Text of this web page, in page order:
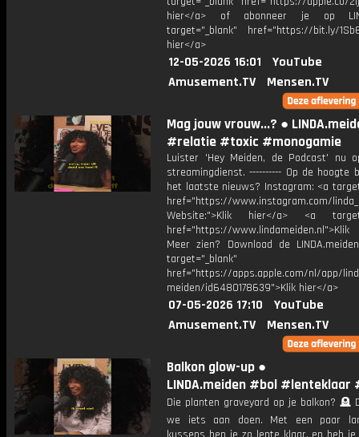
hier</a> of abonneer je op
target="_blank" href="https://bit.ly/
hier</a>
12-05-2026 16:01
YouTube
Amusement.TV
Mensen.TV
Mag jouw vrouw...? ●
#relatie #toxic #monogamie
Luister 'Hey Meiden, de Podcast' nu
streamingdienst. ---------- Op de hoogte
het laatste nieuws? Instagram: <a
href="https://www.instagram.com/
Website:">Klik hier</a> <a
href="https://
Meer zien? Download de
target="_blank"
href="https://apps.apple.com/nl/app/
meiden/id6480178639">Klik hier</a>
07-05-2026 17:10
YouTube
Amusement.TV
Mensen.TV
Balkon glow-up ●
LINDA.meiden #bol #lenteklaar
Die planten graveyard op je balkon? 🪦
we iets aan doen. Met een paar